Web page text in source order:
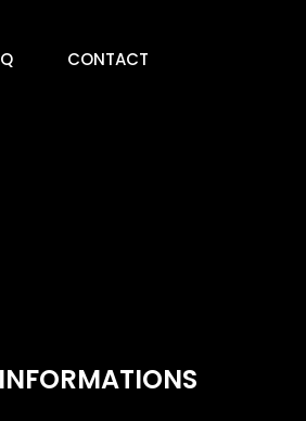
CONTACT
INFORMATIONS